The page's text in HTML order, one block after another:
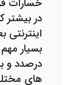
خسارات
در بیشتر
بسیار
درصدد و
های